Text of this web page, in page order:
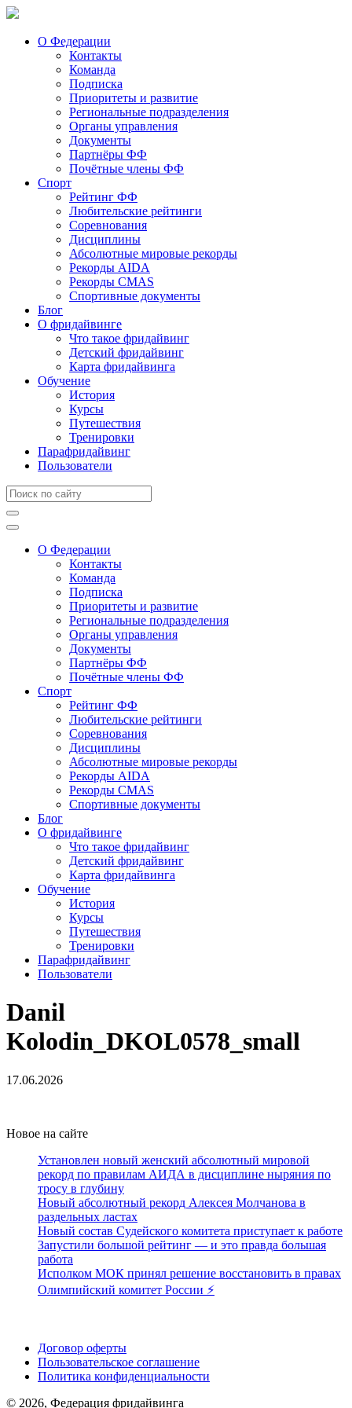
О Федерации
Контакты
Команда
Подписка
Приоритеты и развитие
Региональные подразделения
Органы управления
Документы
Партнёры ФФ
Почётные члены ФФ
Спорт
Рейтинг ФФ
Любительские рейтинги
Соревнования
Дисциплины
Абсолютные мировые рекорды
Рекорды AIDA
Рекорды CMAS
Спортивные документы
Блог
О фридайвинге
Что такое фридайвинг
Детский фридайвинг
Карта фридайвинга
Обучение
История
Курсы
Путешествия
Тренировки
Парафридайвинг
Пользователи
О Федерации
Контакты
Команда
Подписка
Приоритеты и развитие
Региональные подразделения
Органы управления
Документы
Партнёры ФФ
Почётные члены ФФ
Спорт
Рейтинг ФФ
Любительские рейтинги
Соревнования
Дисциплины
Абсолютные мировые рекорды
Рекорды AIDA
Рекорды CMAS
Спортивные документы
Блог
О фридайвинге
Что такое фридайвинг
Детский фридайвинг
Карта фридайвинга
Обучение
История
Курсы
Путешествия
Тренировки
Парафридайвинг
Пользователи
Danil
Kolodin_DKOL0578_small
17.06.2026
Новое на сайте
Установлен новый женский абсолютный мировой
рекорд по правилам АИДА в дисциплине ныряния по
тросу в глубину
Новый абсолютный рекорд Алексея Молчанова в
раздельных ластах
Новый состав Судейского комитета приступает к работе
Запустили большой рейтинг — и это правда большая
работа
Исполком МОК принял решение восстановить в правах
Олимпийский комитет России ⚡️
Договор оферты
Пользовательское соглашение
Политика конфиденциальности
© 2026, Федерация фридайвинга